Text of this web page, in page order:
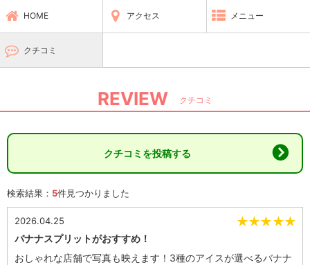
HOME アクセス メニュー
クチコミ
REVIEW クチコミ
クチコミを投稿する
検索結果： 5件見つかりました
★★★★★
2026.04.25
バナナスプリットがおすすめ！
おしゃれな店舗で写真も映えます！3種のアイスが選べるバナナ